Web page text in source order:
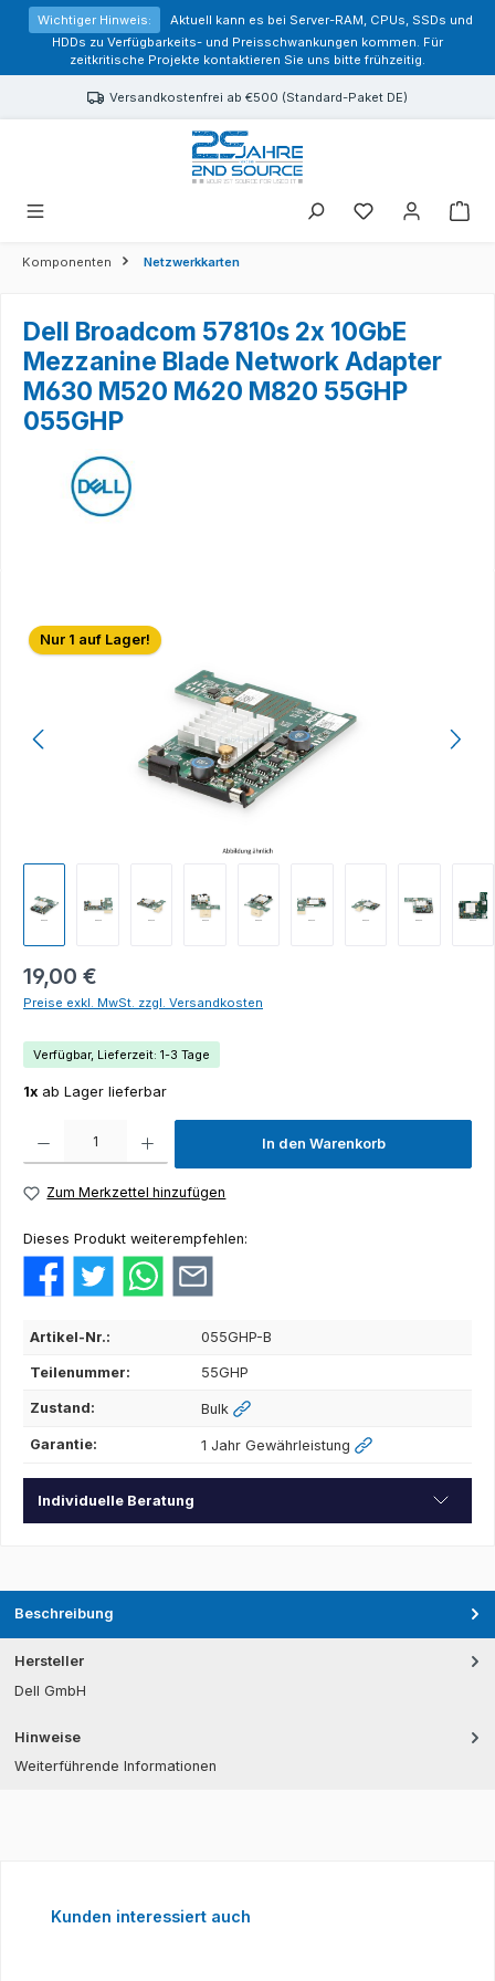
springen
Wichtiger Hinweis:
Aktuell kann es bei Server-RAM, CPUs, SSDs und
HDDs zu Verfügbarkeits- und Preisschwankungen kommen. Für
zeitkritische Projekte kontaktieren Sie uns bitte frühzeitig.
Versandkostenfrei ab €500 (Standard-Paket DE)
Sie haben 0
Komponenten Netzwerkkarten
Dell Broadcom 57810s 2x 10GbE
Mezzanine Blade Network Adapter
M630 M520 M620 M820 55GHP
055GHP
Bildergalerie überspringen
Nur 1 auf Lager!
19,00 €
Preise exkl. MwSt. zzgl. Versandkosten
Verfügbar, Lieferzeit: 1-3 Tage
1x ab Lager lieferbar
In den Warenkorb
Zum Merkzettel hinzufügen
Dieses Produkt weiterempfehlen:
Artikel-Nr.: 055GHP-B
Teilenummer: 55GHP
Zustand: Bulk
Garantie: 1 Jahr Gewährleistung
Individuelle Beratung
Beschreibung
Hersteller
Dell GmbH
Hinweise
Weiterführende Informationen
Produktgalerie überspringen
Kunden interessiert auch